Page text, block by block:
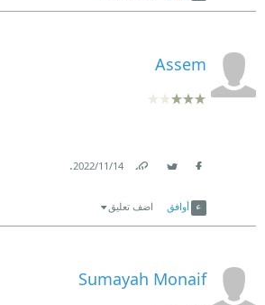
Assem
14‏/11‏/2022
.
أوافق اضف تعليق
Sumayah Monaif